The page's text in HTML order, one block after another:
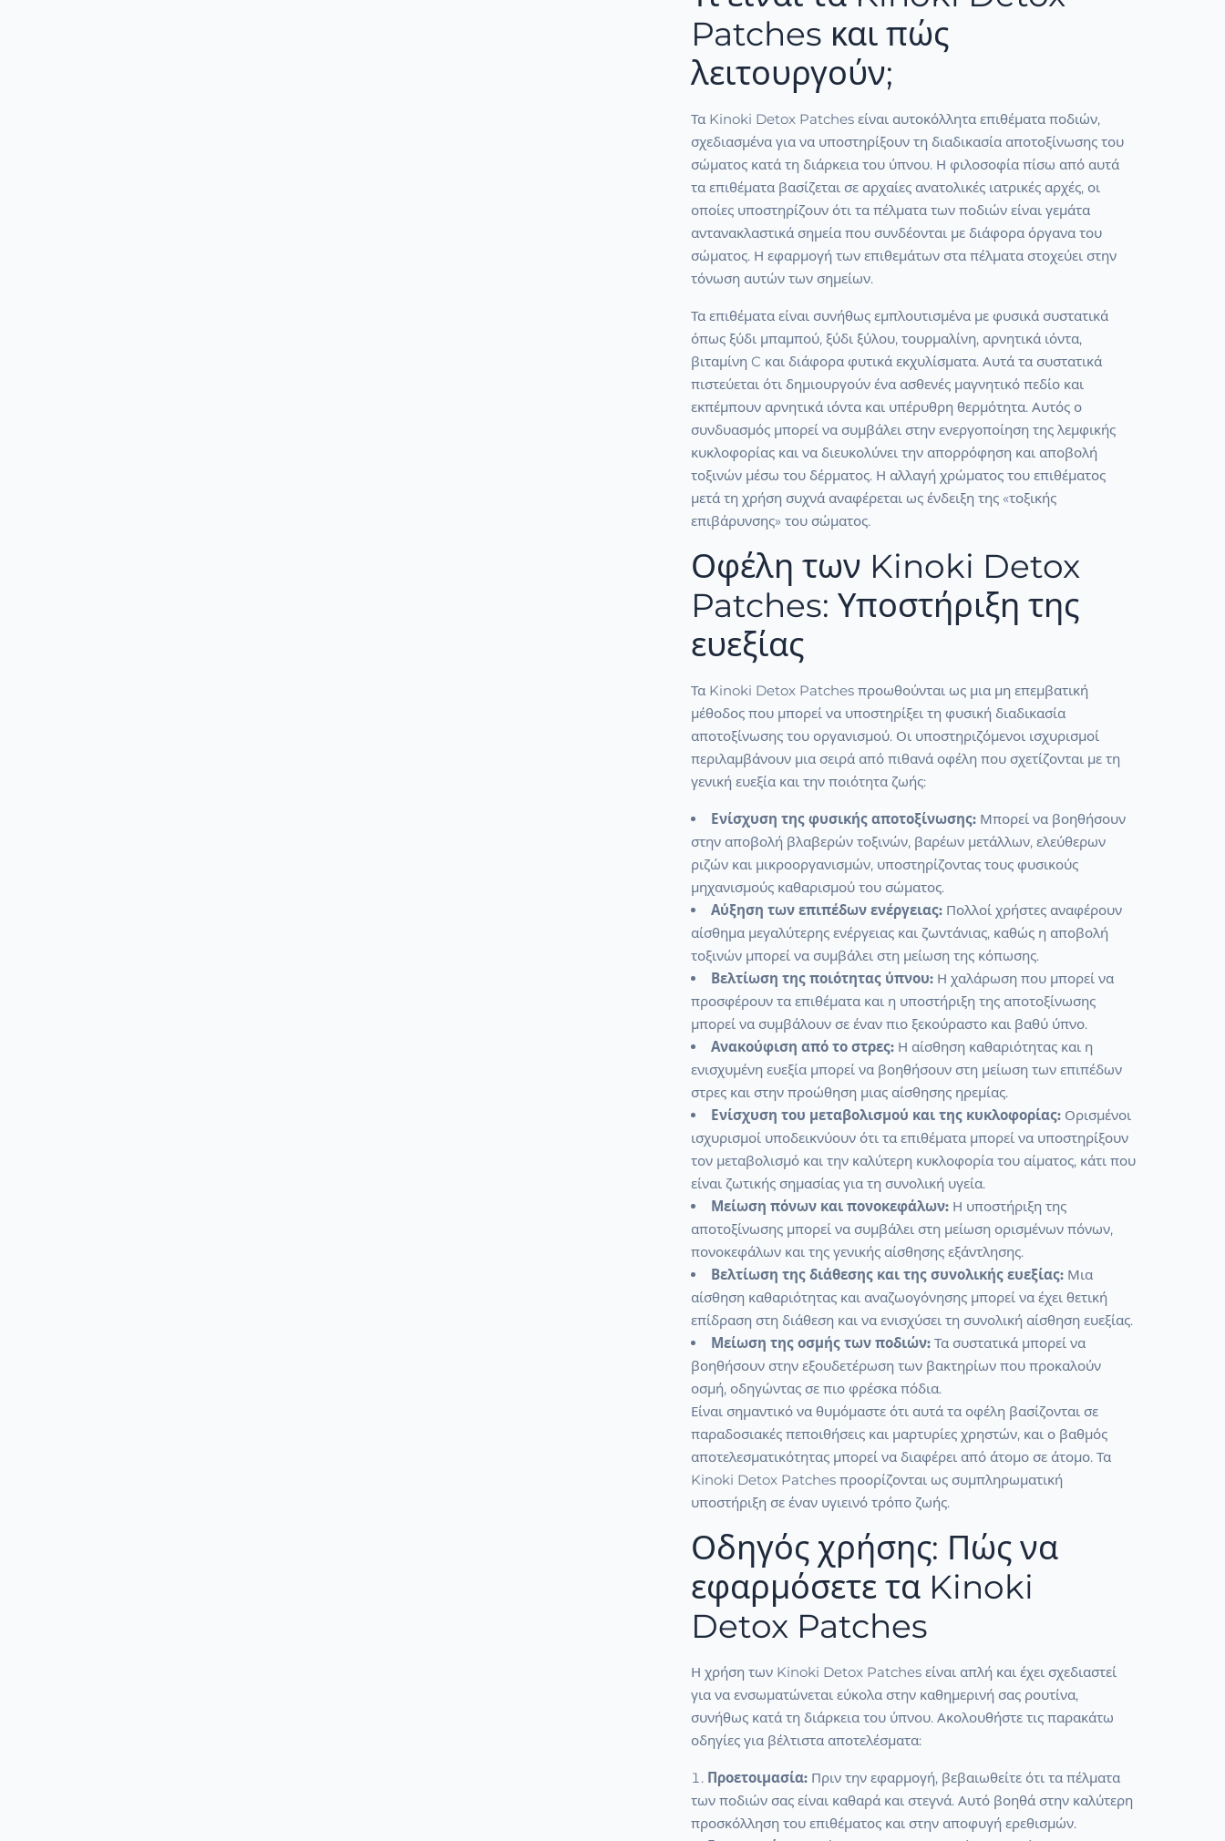
Patches και πώς
λειτουργούν;
Τα Kinoki Detox Patches είναι αυτοκόλλητα επιθέματα ποδιών,
σχεδιασμένα για να υποστηρίξουν τη διαδικασία αποτοξίνωσης του
σώματος κατά τη διάρκεια του ύπνου. Η φιλοσοφία πίσω από αυτά
τα επιθέματα βασίζεται σε αρχαίες ανατολικές ιατρικές αρχές, οι
οποίες υποστηρίζουν ότι τα πέλματα των ποδιών είναι γεμάτα
αντανακλαστικά σημεία που συνδέονται με διάφορα όργανα του
σώματος. Η εφαρμογή των επιθεμάτων στα πέλματα στοχεύει στην
τόνωση αυτών των σημείων.
Τα επιθέματα είναι συνήθως εμπλουτισμένα με φυσικά συστατικά
όπως ξύδι μπαμπού, ξύδι ξύλου, τουρμαλίνη, αρνητικά ιόντα,
βιταμίνη C και διάφορα φυτικά εκχυλίσματα. Αυτά τα συστατικά
πιστεύεται ότι δημιουργούν ένα ασθενές μαγνητικό πεδίο και
εκπέμπουν αρνητικά ιόντα και υπέρυθρη θερμότητα. Αυτός ο
συνδυασμός μπορεί να συμβάλει στην ενεργοποίηση της λεμφικής
κυκλοφορίας και να διευκολύνει την απορρόφηση και αποβολή
τοξινών μέσω του δέρματος. Η αλλαγή χρώματος του επιθέματος
μετά τη χρήση συχνά αναφέρεται ως ένδειξη της «τοξικής
επιβάρυνσης» του σώματος.
Οφέλη των Kinoki Detox
Patches: Υποστήριξη της
ευεξίας
Τα Kinoki Detox Patches προωθούνται ως μια μη επεμβατική
μέθοδος που μπορεί να υποστηρίξει τη φυσική διαδικασία
αποτοξίνωσης του οργανισμού. Οι υποστηριζόμενοι ισχυρισμοί
περιλαμβάνουν μια σειρά από πιθανά οφέλη που σχετίζονται με τη
γενική ευεξία και την ποιότητα ζωής:
Ενίσχυση της φυσικής αποτοξίνωσης:Μπορεί να βοηθήσουν
στην αποβολή βλαβερών τοξινών, βαρέων μετάλλων, ελεύθερων
ριζών και μικροοργανισμών, υποστηρίζοντας τους φυσικούς
μηχανισμούς καθαρισμού του σώματος.
Αύξηση των επιπέδων ενέργειας:Πολλοί χρήστες αναφέρουν
αίσθημα μεγαλύτερης ενέργειας και ζωντάνιας, καθώς η αποβολή
τοξινών μπορεί να συμβάλει στη μείωση της κόπωσης.
Βελτίωση της ποιότητας ύπνου:Η χαλάρωση που μπορεί να
προσφέρουν τα επιθέματα και η υποστήριξη της αποτοξίνωσης
μπορεί να συμβάλουν σε έναν πιο ξεκούραστο και βαθύ ύπνο.
Ανακούφιση από το στρες:Η αίσθηση καθαριότητας και η
ενισχυμένη ευεξία μπορεί να βοηθήσουν στη μείωση των επιπέδων
στρες και στην προώθηση μιας αίσθησης ηρεμίας.
Ενίσχυση του μεταβολισμού και της κυκλοφορίας:Ορισμένοι
ισχυρισμοί υποδεικνύουν ότι τα επιθέματα μπορεί να υποστηρίξουν
τον μεταβολισμό και την καλύτερη κυκλοφορία του αίματος, κάτι που
είναι ζωτικής σημασίας για τη συνολική υγεία.
Μείωση πόνων και πονοκεφάλων:Η υποστήριξη της
αποτοξίνωσης μπορεί να συμβάλει στη μείωση ορισμένων πόνων,
πονοκεφάλων και της γενικής αίσθησης εξάντλησης.
Βελτίωση της διάθεσης και της συνολικής ευεξίας:Μια
αίσθηση καθαριότητας και αναζωογόνησης μπορεί να έχει θετική
επίδραση στη διάθεση και να ενισχύσει τη συνολική αίσθηση ευεξίας.
Μείωση της οσμής των ποδιών:Τα συστατικά μπορεί να
βοηθήσουν στην εξουδετέρωση των βακτηρίων που προκαλούν
οσμή, οδηγώντας σε πιο φρέσκα πόδια.
Είναι σημαντικό να θυμόμαστε ότι αυτά τα οφέλη βασίζονται σε
παραδοσιακές πεποιθήσεις και μαρτυρίες χρηστών, και ο βαθμός
αποτελεσματικότητας μπορεί να διαφέρει από άτομο σε άτομο. Τα
Kinoki Detox Patches προορίζονται ως συμπληρωματική
υποστήριξη σε έναν υγιεινό τρόπο ζωής.
Οδηγός χρήσης: Πώς να
εφαρμόσετε τα Kinoki
Detox Patches
Η χρήση των Kinoki Detox Patches είναι απλή και έχει σχεδιαστεί
για να ενσωματώνεται εύκολα στην καθημερινή σας ρουτίνα,
συνήθως κατά τη διάρκεια του ύπνου. Ακολουθήστε τις παρακάτω
οδηγίες για βέλτιστα αποτελέσματα:
Προετοιμασία: Πριν την εφαρμογή, βεβαιωθείτε ότι τα πέλματα
των ποδιών σας είναι καθαρά και στεγνά. Αυτό βοηθά στην καλύτερη
προσκόλληση του επιθέματος και στην αποφυγή ερεθισμών.